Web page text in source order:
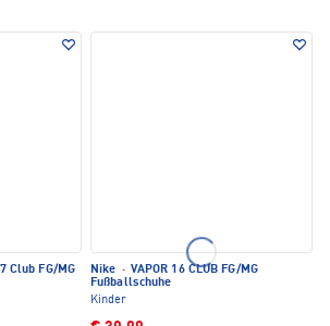
Club FG/MG
Nike · VAPOR 16 CLUB FG/MG
Fußballschuhe
Kinder